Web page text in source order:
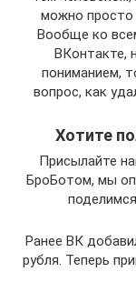
можно просто
Вообще ко
ВКонтакте,
пониманием,
вопрос, как
Хотите
Присылайте
БроБотом, мы
Ранее ВК
рубля. Теперь